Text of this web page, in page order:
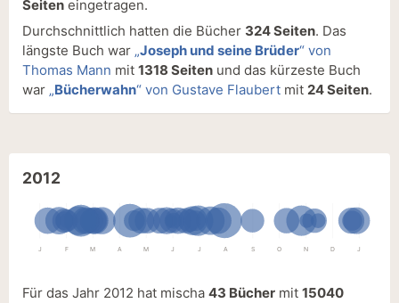
Seiten eingetragen.
Durchschnittlich hatten die Bücher 324 Seiten. Das
längste Buch war „Joseph und seine Brüder“ von
Thomas Mann mit 1318 Seiten und das kürzeste Buch
war „Bücherwahn“ von Gustave Flaubert mit 24 Seiten.
2012
J F M A M J J A S O N D J
Für das Jahr 2012 hat mischa 43 Bücher mit 15040